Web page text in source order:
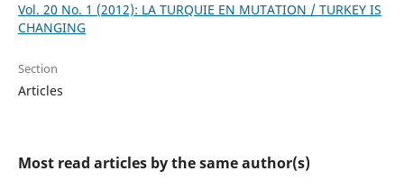
Vol. 20 No. 1 (2012): LA TURQUIE EN MUTATION / TURKEY IS
CHANGING
Section
Articles
Most read articles by the same author(s)